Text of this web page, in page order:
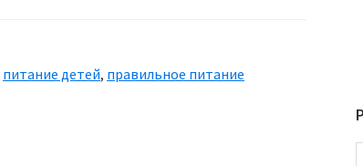
питание детей, правильное питание